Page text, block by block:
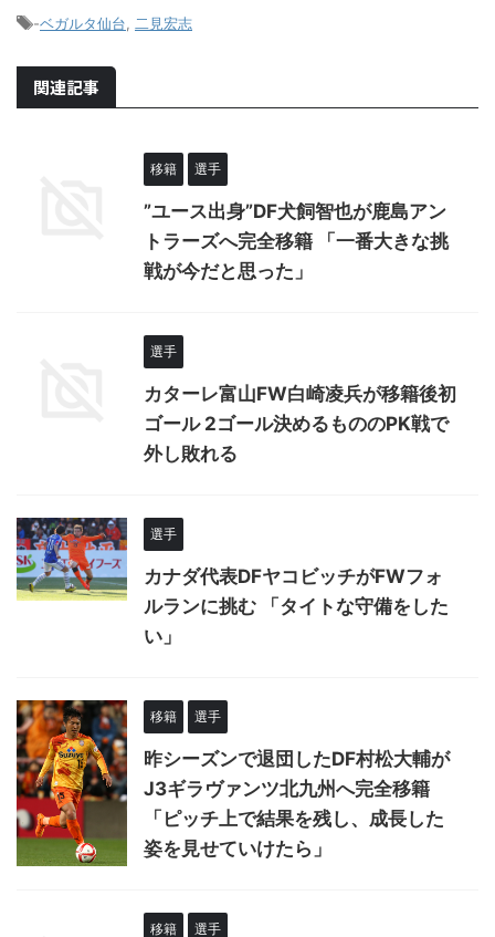
-ベガルタ仙台 二見宏志
関連記事
移籍 選手
”ユース出身”DF犬飼智也が鹿島アン
トラーズへ完全移籍 「一番大きな挑
戦が今だと思った」
選手
カターレ富山FW白崎凌兵が移籍後初
ゴール 2ゴール決めるもののPK戦で
外し敗れる
選手
カナダ代表DFヤコビッチがFWフォ
ルランに挑む 「タイトな守備をした
い」
移籍 選手
昨シーズンで退団したDF村松大輔が
J3ギラヴァンツ北九州へ完全移籍
「ピッチ上で結果を残し、成長した
姿を見せていけたら」
移籍 選手